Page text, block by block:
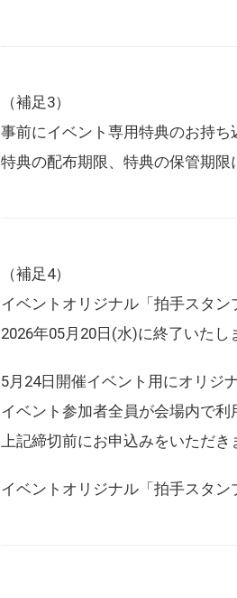
（補足3）
事前にイベント専用特典のお持ち
特典の配布期限、特典の保管期限
（補足4）
イベントオリジナル「拍手スタ
2026年05月20日(水)に終了いたし
5月24日開催イベント用にオリジ
イベント参加者全員が会場内で
上記締切前にお申込みをいただ
イベントオリジナル「拍手スタ